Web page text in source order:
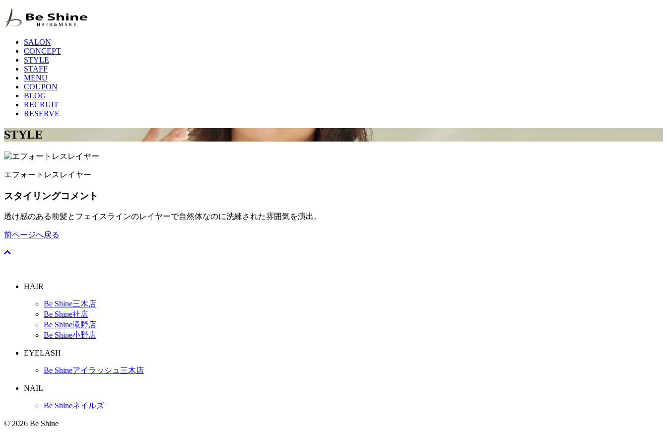
SALON
CONCEPT
STYLE
STAFF
MENU
COUPON
BLOG
RECRUIT
RESERVE
STYLE
エフォートレスレイヤー
スタイリングコメント
透け感のある前髪とフェイスラインのレイヤーで自然体なのに洗練された雰囲気を演出。
前ページへ戻る
HAIR
Be Shine三木店
Be Shine社店
Be Shine滝野店
Be Shine小野店
EYELASH
Be Shineアイラッシュ三木店
NAIL
Be Shineネイルズ
© 2026 Be Shine